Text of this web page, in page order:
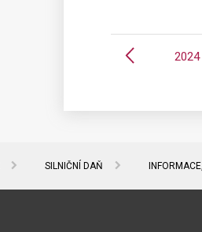
Předchozí
2025 2024
SILNIČNÍ DAŇ